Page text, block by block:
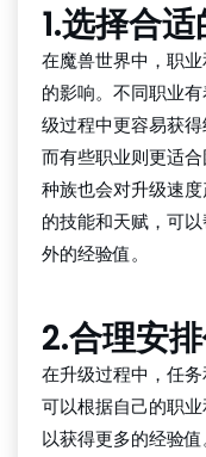
1.选择合
在魔兽世界中，职
的影响。不同职业
级过程中更容易获
而有些职业则更适合
种族也会对升级速
的技能和天赋，可
外的经验值。
2.合理安
在升级过程中，任
可以根据自己的职
以获得更多的经验